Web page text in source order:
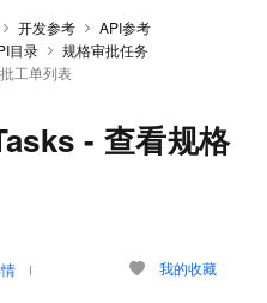
开发参考
API参考
目录
规格审批任务
工单列表
- 查看规格
我的收藏